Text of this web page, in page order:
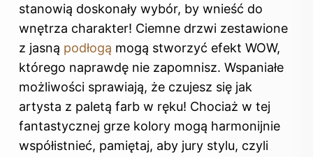
stanowią doskonały wybór, by wnieść do
wnętrza charakter! Ciemne drzwi zestawione
z jasną podłogą mogą stworzyć efekt WOW,
którego naprawdę nie zapomnisz. Wspaniałe
możliwości sprawiają, że czujesz się jak
artysta z paletą farb w ręku! Chociaż w tej
fantastycznej grze kolory mogą harmonijnie
współistnieć, pamiętaj, aby jury stylu, czyli